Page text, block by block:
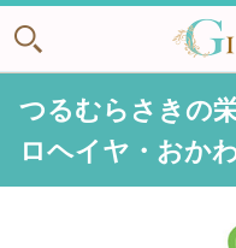
つるむらさきの
ロヘイヤ・おか